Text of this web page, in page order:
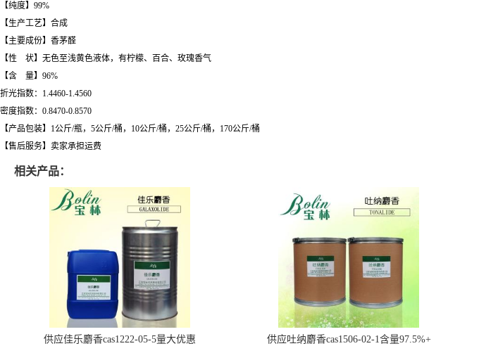
【纯度】99%
【生产工艺】合成
【主要成份】香茅醛
【性 状】无色至浅黄色液体，有柠檬、百合、玫瑰香气
【含 量】96%
折光指数：1.4460-1.4560
密度指数：0.8470-0.8570
【产品包装】1公斤/瓶，5公斤/桶，10公斤/桶，25公斤/桶，170公斤/桶
【售后服务】卖家承担运费
相关产品：
供应佳乐麝香cas1222-05-5量大优惠 供应吐纳麝香cas1506-02-1含量97.5%+